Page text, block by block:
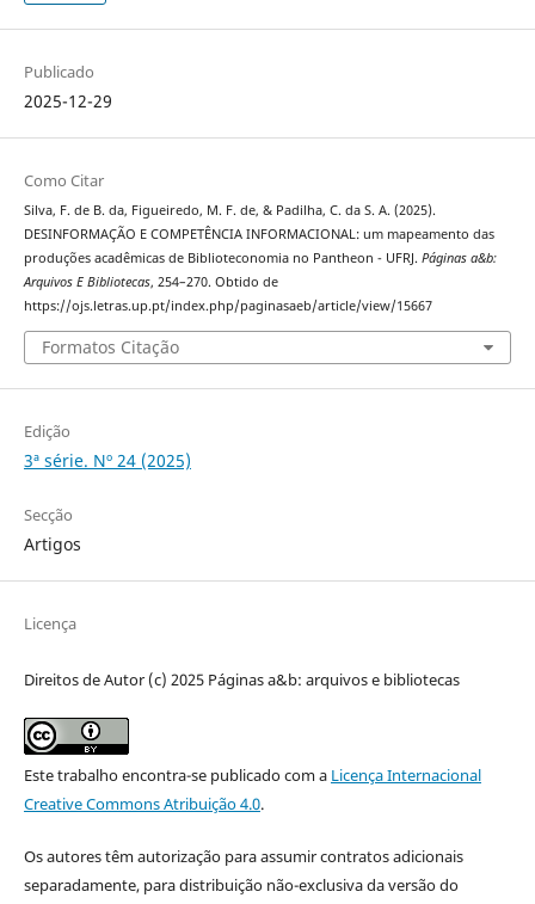
Publicado
2025-12-29
Como Citar
Silva, F. de B. da, Figueiredo, M. F. de, & Padilha, C. da S. A. (2025).
DESINFORMAÇÃO E COMPETÊNCIA INFORMACIONAL: um mapeamento das
produções acadêmicas de Biblioteconomia no Pantheon - UFRJ. Páginas a&b:
Arquivos E Bibliotecas, 254–270. Obtido de
https://ojs.letras.up.pt/index.php/paginasaeb/article/view/15667
Formatos Citação
Edição
3ª série. Nº 24 (2025)
Secção
Artigos
Licença
Direitos de Autor (c) 2025 Páginas a&b: arquivos e bibliotecas
Este trabalho encontra-se publicado com a Licença Internacional
Creative Commons Atribuição 4.0.
Os autores têm autorização para assumir contratos adicionais
separadamente, para distribuição não-exclusiva da versão do